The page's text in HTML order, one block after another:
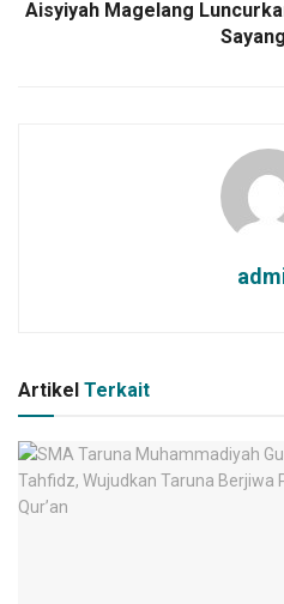
Aisyiyah Magelang
Artikel Terkait